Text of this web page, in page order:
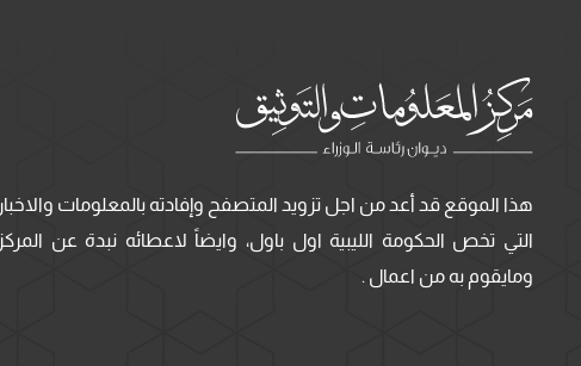
هذا الموقع قد أعد من اجل تزويد المتصفح وإفادته بالمعلومات والاخبار
التي تخص الحكومة الليبية اول باول، وايضاً لاعطائه نبدة عن المركز
ومايقوم به من اعمال .